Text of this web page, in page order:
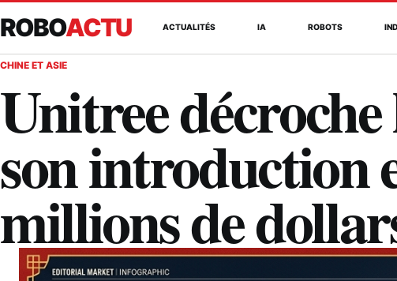
ROBOACTU ACTUALITÉS IA ROBOTS
CHINE ET ASIE
Unitree
son introduction
millions de